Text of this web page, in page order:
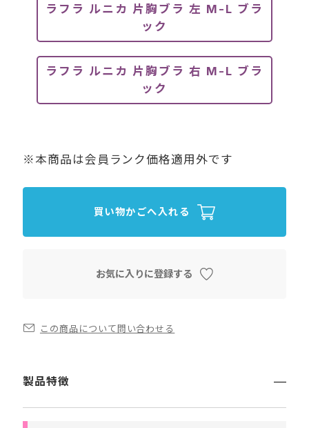
買い物かごへ入れる
お気に入りに登録する
この商品について問い合わせる
製品特徴
ラフラ ルニカ 片胸ブラ 左 M-L ブラ
ック
ラフラ ルニカ 片胸ブラ 右 M-L ブラ
ック
※本商品は会員ランク価格適用外です